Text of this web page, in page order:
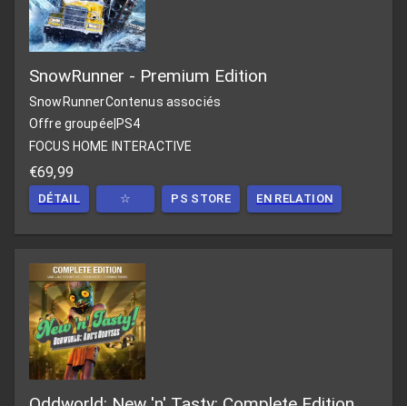
SnowRunner - Premium Edition
SnowRunnerContenus associés
Offre groupée PS4
FOCUS HOME INTERACTIVE
€69,99
DÉTAIL ☆ PS STORE EN RELATION